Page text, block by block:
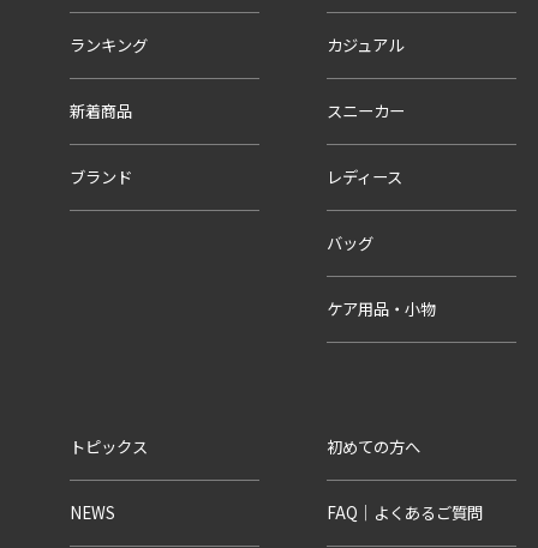
ランキング
新着商品
ブランド
カジュアル
スニーカー
レディース
バッグ
ケア用品・小物
トピックス
NEWS
初めての方へ
FAQ｜よくあるご質問